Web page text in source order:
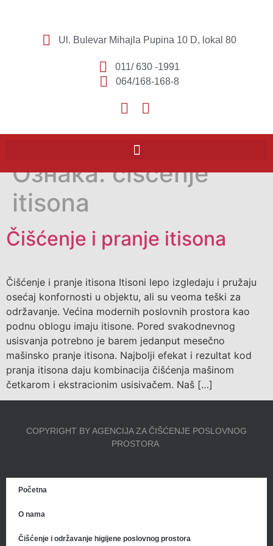
Ul. Bulevar Mihajla Pupina 10 D, lokal 80
011/ 630 -1991
064/168-168-8
Ознака:ciscenje
itisona
Čišćenje i pranje itisona
Čišćenje i pranje itisona Itisoni lepo izgledaju i pružaju
osećaj konfornosti u objektu, ali su veoma teški za
održavanje. Većina modernih poslovnih prostora kao
podnu oblogu imaju itisone. Pored svakodnevnog
usisvanja potrebno je barem jedanput mesečno
mašinsko pranje itisona. Najbolji efekat i rezultat kod
pranja itisona daju kombinacija čišćenja mašinom
četkarom i ekstracionim usisivačem. Naš […]
COPYRIGHT BY AGENCIJA ZA ČIŠĆENJE POSLOVNOG
PROSTORA
Početna
O nama
Čišćenje i održavanje higijene poslovnog prostora